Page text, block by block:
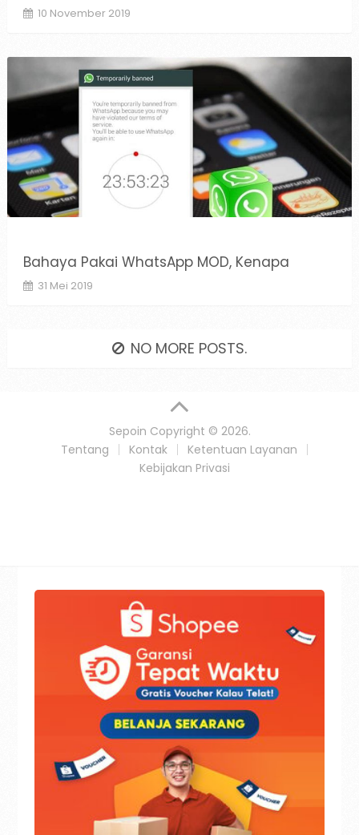
10 November 2019
Bahaya Pakai WhatsApp MOD, Kenapa
31 Mei 2019
NO MORE POSTS.
Sepoin Copyright © 2026.
Tentang
Kontak
Ketentuan Layanan
Kebijakan Privasi